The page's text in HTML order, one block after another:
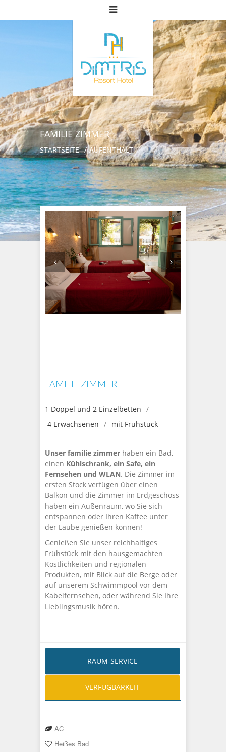
FAMILIE ZIMMER
STARTSEITE AUFENTHALT
FAMILIE ZIMMER
1 Doppel und 2 Einzelbetten
4 Erwachsenen
mit Frühstück
Unser familie zimmer haben ein Bad,
einen Kühlschrank, ein Safe, ein
Fernsehen und WLAN. Die Zimmer im
ersten Stock verfügen über einen
Balkon und die Zimmer im Erdgeschoss
haben ein Außenraum, wo Sie sich
entspannen oder Ihren Kaffee unter
der Laube genießen können!
Genießen Sie unser reichhaltiges
Frühstück mit den hausgemachten
Köstlichkeiten und regionalen
Produkten, mit Blick auf die Berge oder
auf unserem Schwimmpool vor dem
Kabelfernsehen, oder während Sie Ihre
Lieblingsmusik hören.
RAUM-SERVICE
VERFÜGBARKEIT
AC
Heißes Bad